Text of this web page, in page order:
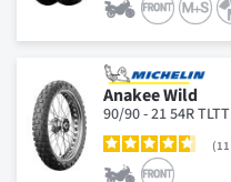
Anakee Wild
90/90 - 21 54R TLTT
11